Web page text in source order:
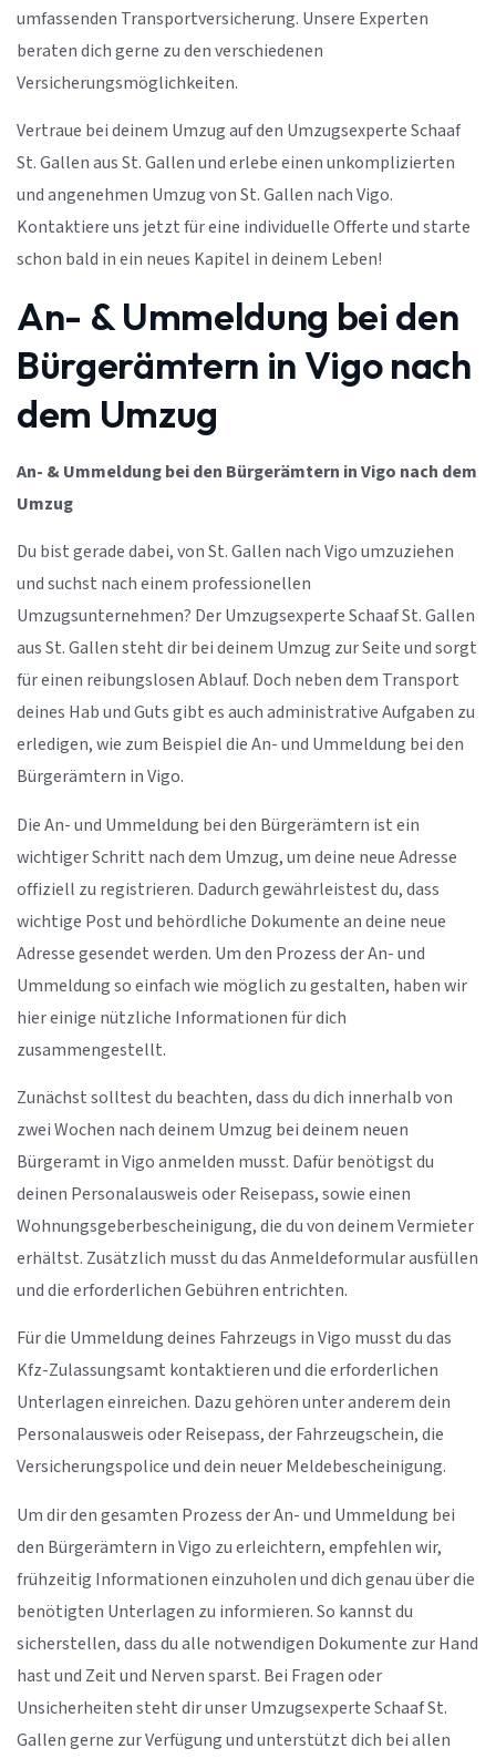
umfassenden Transportversicherung. Unsere Experten
beraten dich gerne zu den verschiedenen
Versicherungsmöglichkeiten.
Vertraue bei deinem Umzug auf den Umzugsexperte Schaaf
St. Gallen aus St. Gallen und erlebe einen unkomplizierten
und angenehmen Umzug von St. Gallen nach Vigo.
Kontaktiere uns jetzt für eine individuelle Offerte und starte
schon bald in ein neues Kapitel in deinem Leben!
An- & Ummeldung bei den
Bürgerämtern in Vigo nach
dem Umzug
An- & Ummeldung bei den Bürgerämtern in Vigo nach dem
Umzug
Du bist gerade dabei, von St. Gallen nach Vigo umzuziehen
und suchst nach einem professionellen
Umzugsunternehmen? Der Umzugsexperte Schaaf St. Gallen
aus St. Gallen steht dir bei deinem Umzug zur Seite und sorgt
für einen reibungslosen Ablauf. Doch neben dem Transport
deines Hab und Guts gibt es auch administrative Aufgaben zu
erledigen, wie zum Beispiel die An- und Ummeldung bei den
Bürgerämtern in Vigo.
Die An- und Ummeldung bei den Bürgerämtern ist ein
wichtiger Schritt nach dem Umzug, um deine neue Adresse
offiziell zu registrieren. Dadurch gewährleistest du, dass
wichtige Post und behördliche Dokumente an deine neue
Adresse gesendet werden. Um den Prozess der An- und
Ummeldung so einfach wie möglich zu gestalten, haben wir
hier einige nützliche Informationen für dich
zusammengestellt.
Zunächst solltest du beachten, dass du dich innerhalb von
zwei Wochen nach deinem Umzug bei deinem neuen
Bürgeramt in Vigo anmelden musst. Dafür benötigst du
deinen Personalausweis oder Reisepass, sowie einen
Wohnungsgeberbescheinigung, die du von deinem Vermieter
erhältst. Zusätzlich musst du das Anmeldeformular ausfüllen
und die erforderlichen Gebühren entrichten.
Für die Ummeldung deines Fahrzeugs in Vigo musst du das
Kfz-Zulassungsamt kontaktieren und die erforderlichen
Unterlagen einreichen. Dazu gehören unter anderem dein
Personalausweis oder Reisepass, der Fahrzeugschein, die
Versicherungspolice und dein neuer Meldebescheinigung.
Um dir den gesamten Prozess der An- und Ummeldung bei
den Bürgerämtern in Vigo zu erleichtern, empfehlen wir,
frühzeitig Informationen einzuholen und dich genau über die
benötigten Unterlagen zu informieren. So kannst du
sicherstellen, dass du alle notwendigen Dokumente zur Hand
hast und Zeit und Nerven sparst. Bei Fragen oder
Unsicherheiten steht dir unser Umzugsexperte Schaaf St.
Gallen gerne zur Verfügung und unterstützt dich bei allen